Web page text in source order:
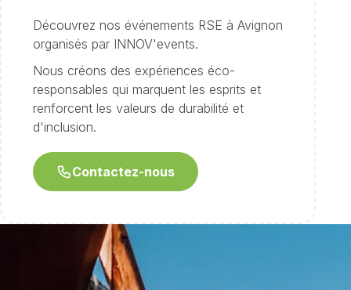
Découvrez nos événements RSE à Avignon
organisés par INNOV'events.
Nous créons des expériences éco-
responsables qui marquent les esprits et
renforcent les valeurs de durabilité et
d'inclusion.
Contactez-nous